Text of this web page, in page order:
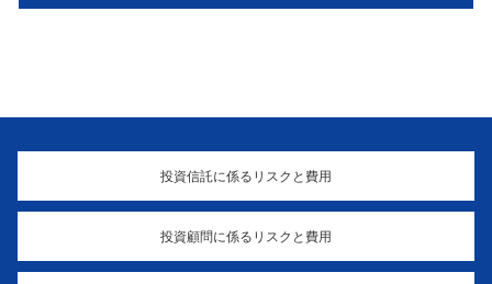
投資信託に係るリスクと費用
投資顧問に係るリスクと費用